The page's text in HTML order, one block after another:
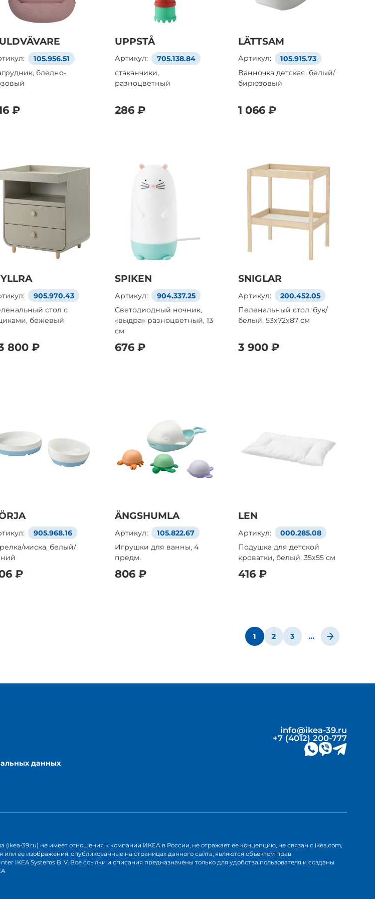
105.956.51
бледно-
₽
UPPSTÅ
Артикул:
705.138.84
стаканчики,
разноцветный
286 ₽
LÄTTSAM
Артикул:
105.915.73
Ванночка детская, белый/
бирюзовый
1 066 ₽
905.970.43
стол с
бежевый
800 ₽
SPIKEN
Артикул:
904.337.25
Светодиодный ночник,
«выдра» разноцветный, 13
см
676 ₽
SNIGLAR
Артикул:
200.452.05
Пеленальный стол, бук/
белый, 53x72x87 см
3 900 ₽
905.968.16
миска, белый/
₽
ÄNGSHUMLA
Артикул:
105.822.67
Игрушки для ванны, 4
предм.
806 ₽
LEN
Артикул:
000.285.08
Подушка для детской
кроватки, белый, 35x55 см
416 ₽
1 2 3 …
данных
info@ikea-39.ru
+7 (4012) 200-777
(ikea-39.ru) не имеет отношения к компании ИКЕА в России, не отражает ее концепцию, не связан с ikea.com,
или ее изображения, опубликованные на страницах данного сайта, являются объектом прав
IKEA Systems B. V. Все ссылки и описания предназначены только для удобства пользователя и созданы